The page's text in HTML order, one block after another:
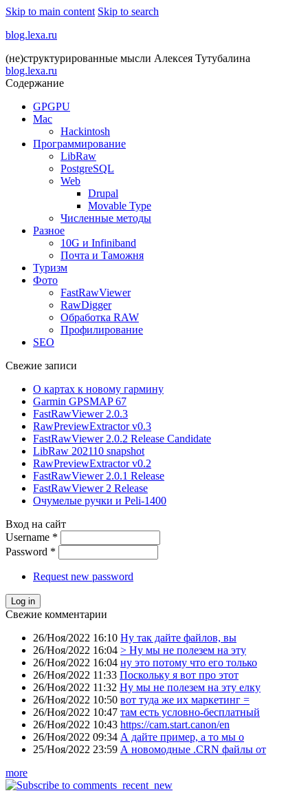
Skip to main content Skip to search
blog.lexa.ru
(не)структурированные мысли Алексея Тутубалина
blog.lexa.ru
Содержание
GPGPU
Mac
Hackintosh
Программирование
LibRaw
PostgreSQL
Web
Drupal
Movable Type
Численные методы
Разное
10G и Infiniband
Почта и Таможня
Туризм
Фото
FastRawViewer
RawDigger
Обработка RAW
Профилирование
SEO
Свежие записи
О картах к новому гармину
Garmin GPSMAP 67
FastRawViewer 2.0.3
RawPreviewExtractor v0.3
FastRawViewer 2.0.2 Release Candidate
LibRaw 202110 snapshot
RawPreviewExtractor v0.2
FastRawViewer 2.0.1 Release
FastRawViewer 2 Release
Очумелые ручки и Peli-1400
Вход на сайт
Username *
Password *
Request new password
Свежие комментарии
26/Ноя/2022 16:10 Ну так дайте файлов, вы
26/Ноя/2022 16:04 > Ну мы не полезем на эту
26/Ноя/2022 16:04 ну это потому что его только
26/Ноя/2022 11:33 Поскольку я вот про этот
26/Ноя/2022 11:32 Ну мы не полезем на эту елку
26/Ноя/2022 10:50 вот туда же их маркетинг =
26/Ноя/2022 10:47 там есть условно-бесплатный
26/Ноя/2022 10:43 https://cam.start.canon/en
26/Ноя/2022 09:34 А дайте пример, а то мы о
25/Ноя/2022 23:59 А новомодные .CRN файлы от
more